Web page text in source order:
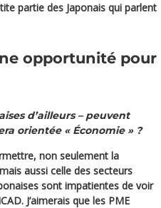
partie des Japonais qui parlent
opportunité pour
d’ailleurs – peuvent
orientée « Économie » ?
non seulement la
aussi celle des secteurs
sont impatientes de voir
J’aimerais que les PME